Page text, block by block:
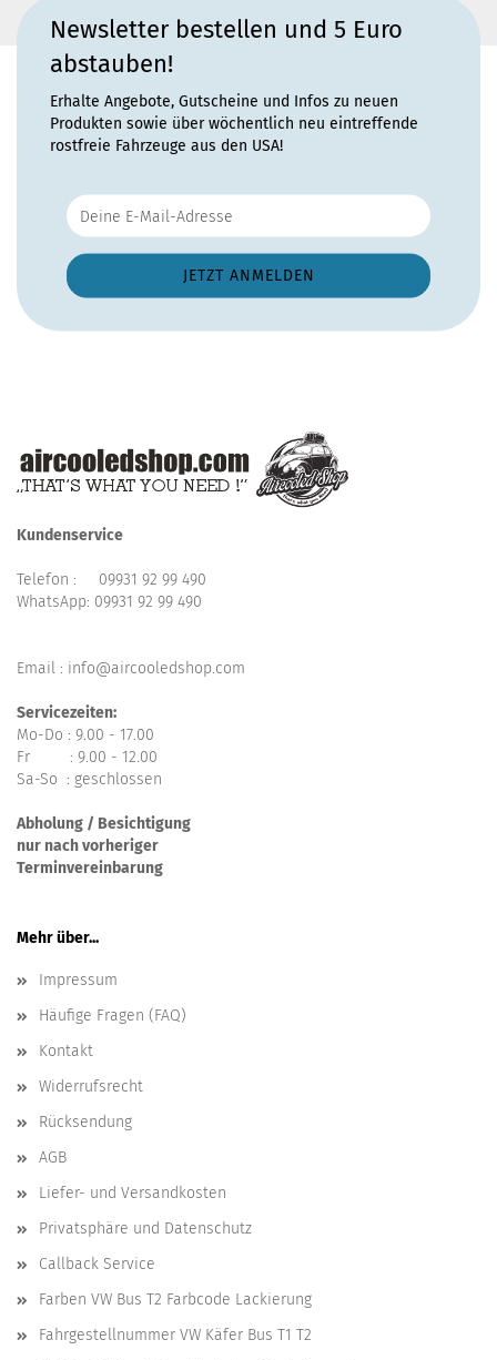
Newsletter bestellen und 5 Euro
abstauben!
Erhalte Angebote, Gutscheine und Infos zu neuen
Produkten sowie über wöchentlich neu eintreffende
rostfreie Fahrzeuge aus den USA!
Kundenservice
Telefon : 09931 92 99 490
WhatsApp: 09931 92 99 490
Email : info@aircooledshop.com
Servicezeiten:
Mo-Do : 9.00 - 17.00
Fr : 9.00 - 12.00
Sa-So : geschlossen
Abholung / Besichtigung
nur nach vorheriger
Terminvereinbarung
Mehr über...
Impressum
Häufige Fragen (FAQ)
Kontakt
Widerrufsrecht
Rücksendung
AGB
Liefer- und Versandkosten
Privatsphäre und Datenschutz
Callback Service
Farben VW Bus T2 Farbcode Lackierung
Fahrgestellnummer VW Käfer Bus T1 T2